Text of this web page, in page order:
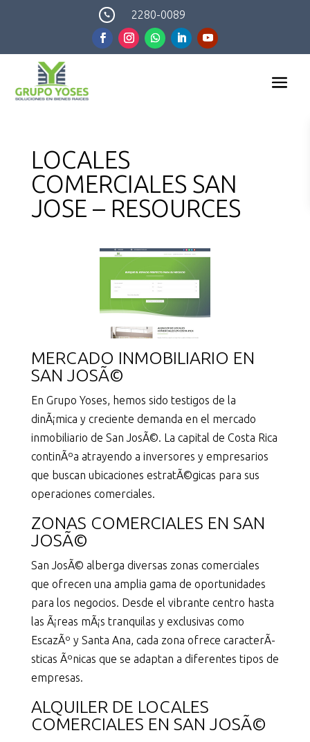
 2280-0089
LOCALES
COMERCIALES SAN
JOSE – RESOURCES
MERCADO INMOBILIARIO EN
SAN JOSÃ©
En Grupo Yoses, hemos sido testigos de la
dinÃ¡mica y creciente demanda en el mercado
inmobiliario de San JosÃ©. La capital de Costa Rica
continÃºa atrayendo a inversores y empresarios
que buscan ubicaciones estratÃ©gicas para sus
operaciones comerciales.
ZONAS COMERCIALES EN SAN
JOSÃ©
San JosÃ© alberga diversas zonas comerciales
que ofrecen una amplia gama de oportunidades
para los negocios. Desde el vibrante centro hasta
las Ã¡reas mÃ¡s tranquilas y exclusivas como
EscazÃº y Santa Ana, cada zona ofrece caracterÃ­
sticas Ãºnicas que se adaptan a diferentes tipos de
empresas.
ALQUILER DE LOCALES
COMERCIALES EN SAN JOSÃ©